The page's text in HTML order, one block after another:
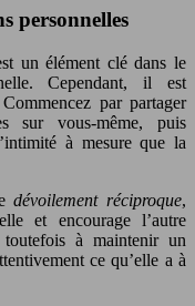
personnelles
un élément clé dans le
Cependant, il est
par partager
sur vous-même, puis
à mesure que la
dévoilement réciproque,
et encourage l’autre
toutefois à maintenir un
ce qu’elle a à